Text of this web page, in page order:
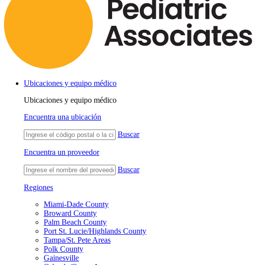
Ubicaciones y equipo médico
Ubicaciones y equipo médico
Encuentra una ubicación
Buscar
Encuentra un proveedor
Buscar
Regiones
Miami-Dade County
Broward County
Palm Beach County
Port St. Lucie/Highlands County
Tampa/St. Pete Areas
Polk County
Gainesville